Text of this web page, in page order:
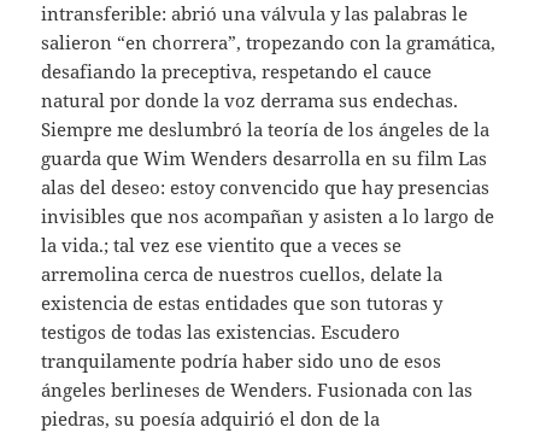
intransferible: abrió una válvula y las palabras le
salieron “en chorrera”, tropezando con la gramática,
desafiando la preceptiva, respetando el cauce
natural por donde la voz derrama sus endechas.
Siempre me deslumbró la teoría de los ángeles de la
guarda que Wim Wenders desarrolla en su film Las
alas del deseo: estoy convencido que hay presencias
invisibles que nos acompañan y asisten a lo largo de
la vida.; tal vez ese vientito que a veces se
arremolina cerca de nuestros cuellos, delate la
existencia de estas entidades que son tutoras y
testigos de todas las existencias. Escudero
tranquilamente podría haber sido uno de esos
ángeles berlineses de Wenders. Fusionada con las
piedras, su poesía adquirió el don de la